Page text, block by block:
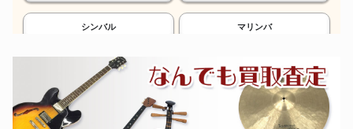
シンバル マリンバ
鉄琴 電子ドラム
シンセサイザー エフェクター